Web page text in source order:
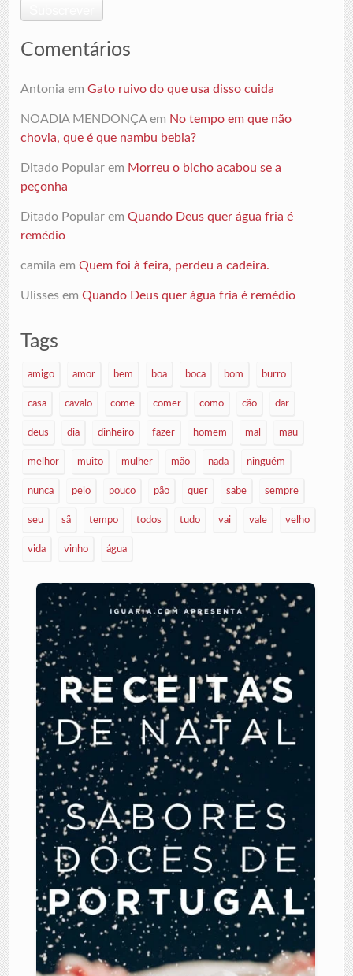
de
email
Comentários
Antonia emGato ruivo do que usa disso cuida
NOADIA MENDONÇAem No tempo em que não
chovia, que é que nambu bebia?
Ditado Popular em Morreu o bicho acabou se a
peçonha
Ditado Popular emQuando Deus quer água fria é
remédio
camila emQuem foi à feira, perdeu a cadeira.
Ulisses emQuando Deus quer água fria é remédio
Tags
amigo amor bem boa boca bom burro
casa cavalo come comer como cão dar
deus dia dinheiro fazer homem mal mau
melhor muito mulher mão nada ninguém
nunca pelo pouco pão quer sabe sempre
seu sã tempo todos tudo vai vale velho
vida vinho água